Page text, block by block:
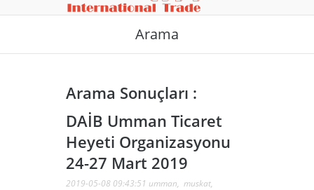
Arama
Arama Sonuçları :
DAİB Umman Ticaret
Heyeti Organizasyonu
24-27 Mart 2019
2019-05-08 09:43:51 umman, muskat,